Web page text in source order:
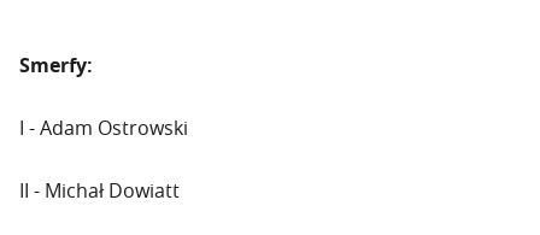
Smerfy:
I - Adam Ostrowski
II - Michał Dowiatt